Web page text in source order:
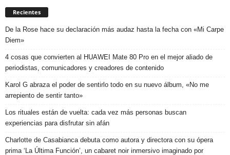
Recientes
De la Rose hace su declaración más audaz hasta la fecha con «Mi Carpe
Diem»
4 cosas que convierten al HUAWEI Mate 80 Pro en el mejor aliado de
periodistas, comunicadores y creadores de contenido
Karol G abraza el poder de sentirlo todo en su nuevo álbum, «No me
arrepiento de sentir tanto»
Los rituales están de vuelta: cada vez más personas buscan
experiencias para disfrutar sin afán
Charlotte de Casabianca debuta como autora y directora con su ópera
prima ‘La Última Función’, un cabaret noir inmersivo imaginado por